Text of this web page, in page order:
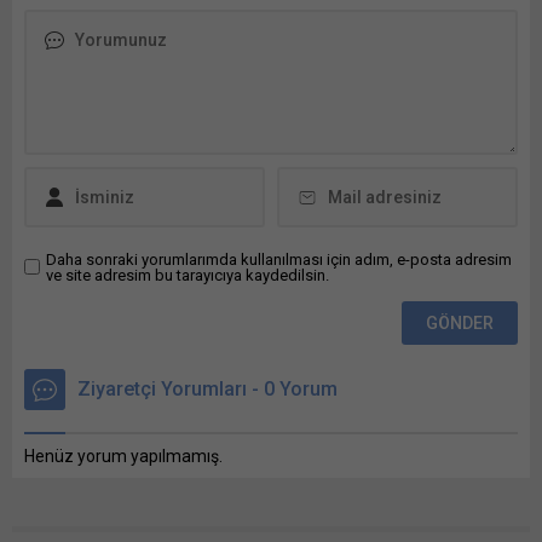
üzerinden paylaşmak için
Daha sonraki yorumlarımda kullanılması için adım, e-posta adresim
ve site adresim bu tarayıcıya kaydedilsin.
Ziyaretçi Yorumları - 0 Yorum
Henüz yorum yapılmamış.